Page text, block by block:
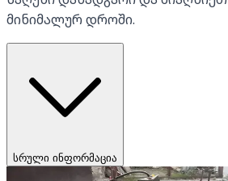
მინიმალურ დროში.
სრული ინფორმაცია